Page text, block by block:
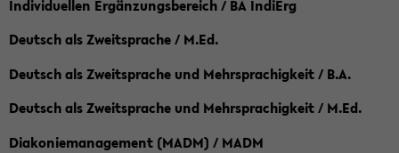
Individuellen Ergänzungsbereich / BA IndiErg
Deutsch als Zweitsprache / M.Ed.
Deutsch als Zweitsprache und Mehrsprachigkeit / B.A.
Deutsch als Zweitsprache und Mehrsprachigkeit / M.Ed.
Diakoniemanagement (MADM) / MADM